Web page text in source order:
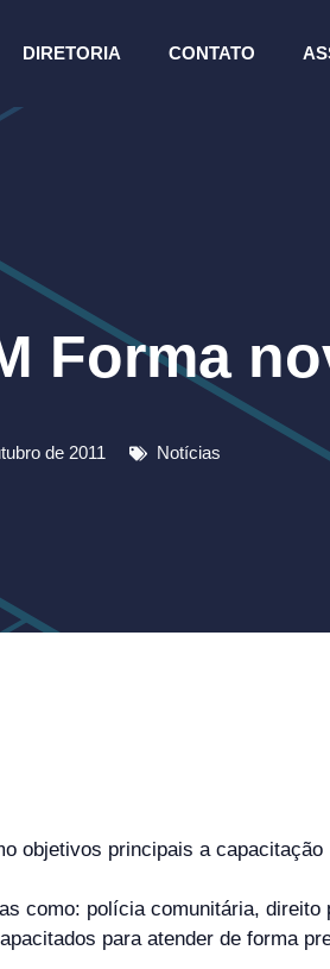
DIRETORIA CONTATO
Forma
de 2011 Notícias
objetivos principais a
como: polícia comunitária, direito
para atender de forma